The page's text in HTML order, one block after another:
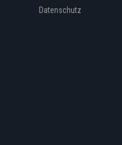
Datenschutz